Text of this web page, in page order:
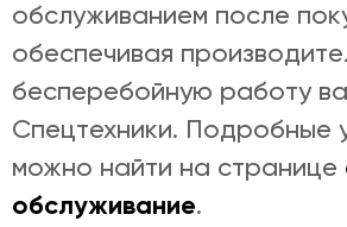
обслуживанием после
обеспечивая
бесперебойную работу
Спецтехники. Подробные
можно найти на странице
обслуживание.